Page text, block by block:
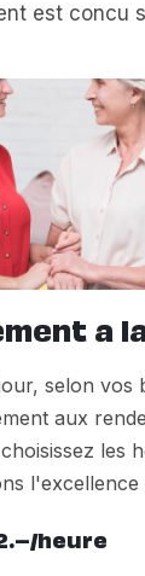
est concu
a
selon vos
aux
les
l'excellence
heure